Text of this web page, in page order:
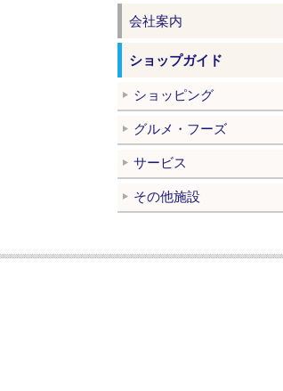
会社案内
ショップガイド
ショッピング
グルメ・フーズ
サービス
その他施設